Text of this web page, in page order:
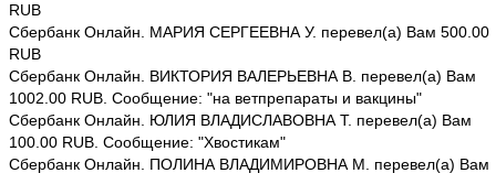
RUB
Сбербанк Онлайн. МАРИЯ СЕРГЕЕВНА У. перевел(а) Вам 500.00
RUB
Сбербанк Онлайн. ВИКТОРИЯ ВАЛЕРЬЕВНА В. перевел(а) Вам
1002.00 RUB. Сообщение: "на ветпрепараты и вакцины"
Сбербанк Онлайн. ЮЛИЯ ВЛАДИСЛАВОВНА Т. перевел(а) Вам
100.00 RUB. Сообщение: "Хвостикам"
Сбербанк Онлайн. ПОЛИНА ВЛАДИМИРОВНА М. перевел(а) Вам